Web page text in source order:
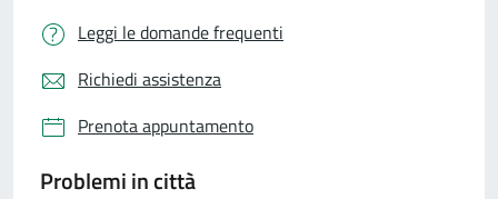
Leggi le domande frequenti
Richiedi assistenza
Prenota appuntamento
Problemi in città